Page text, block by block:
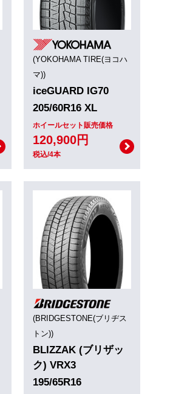
(YOKOHAMA TIRE(ヨコハ
マ))
iceGUARD IG70
205/60R16 XL
ホイールセット販売価格
120,900円
税込/4本
(BRIDGESTONE(ブリヂス
トン))
BLIZZAK (ブリザッ
ク) VRX3
195/65R16